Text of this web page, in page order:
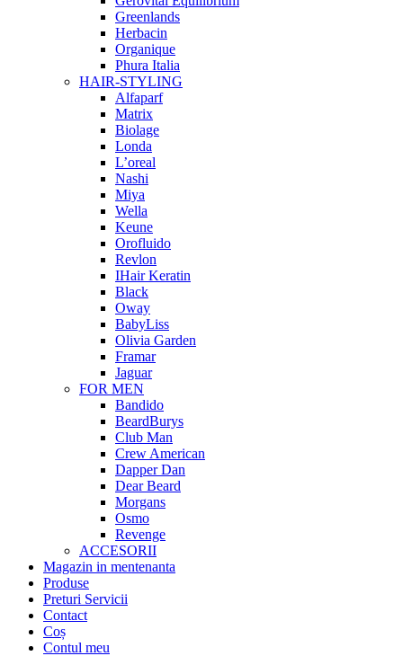
Greenlands
Herbacin
Organique
Phura Italia
HAIR-STYLING
Alfaparf
Matrix
Biolage
Londa
L’oreal
Nashi
Miya
Wella
Keune
Orofluido
Revlon
IHair Keratin
Black
Oway
BabyLiss
Olivia Garden
Framar
Jaguar
FOR MEN
Bandido
BeardBurys
Club Man
Crew American
Dapper Dan
Dear Beard
Morgans
Osmo
Revenge
ACCESORII
Magazin in mentenanta
Produse
Preturi Servicii
Contact
Coș
Contul meu